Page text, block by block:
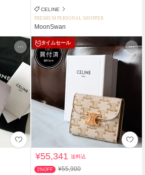
CELINE
PREMIUM PERSONAL SHOPPER
MoonSwan
タイムセール
¥55,341送料込
1%OFF ¥55,900